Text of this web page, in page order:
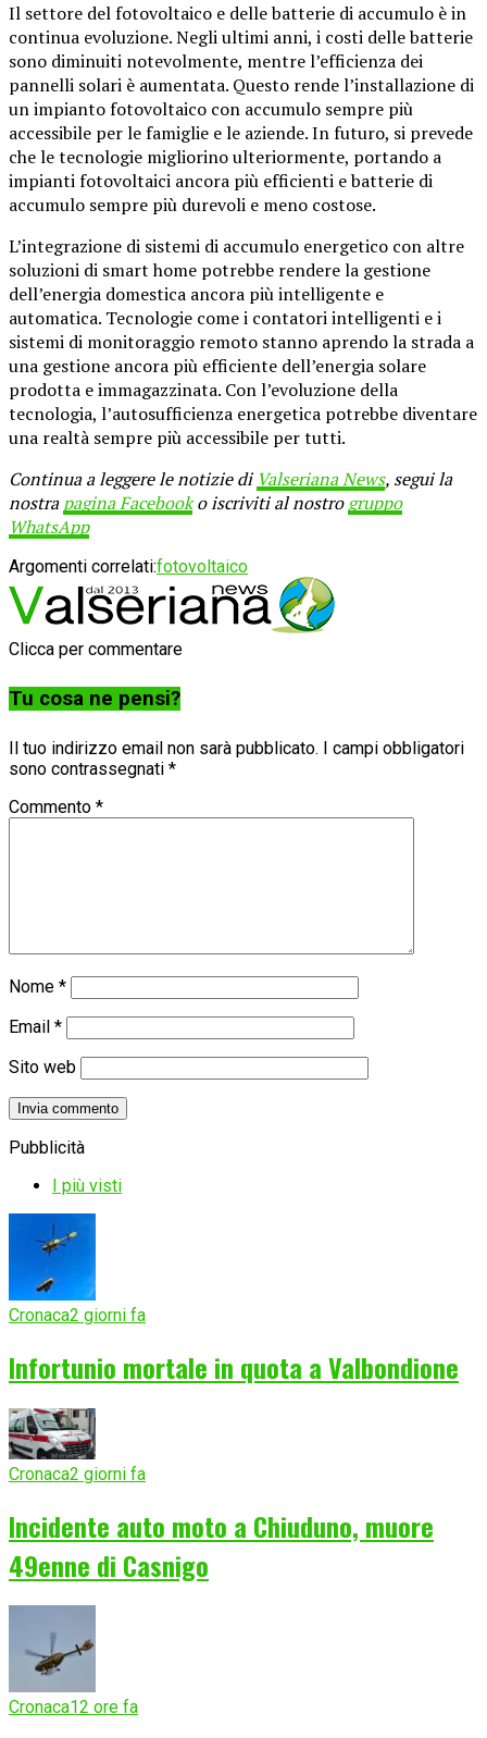
Il settore del fotovoltaico e delle batterie di accumulo è in
continua evoluzione. Negli ultimi anni, i costi delle batterie
sono diminuiti notevolmente, mentre l’efficienza dei
pannelli solari è aumentata. Questo rende l’installazione di
un impianto fotovoltaico con accumulo sempre più
accessibile per le famiglie e le aziende. In futuro, si prevede
che le tecnologie migliorino ulteriormente, portando a
impianti fotovoltaici ancora più efficienti e batterie di
accumulo sempre più durevoli e meno costose.
L’integrazione di sistemi di accumulo energetico con altre
soluzioni di smart home potrebbe rendere la gestione
dell’energia domestica ancora più intelligente e
automatica. Tecnologie come i contatori intelligenti e i
sistemi di monitoraggio remoto stanno aprendo la strada a
una gestione ancora più efficiente dell’energia solare
prodotta e immagazzinata. Con l’evoluzione della
tecnologia, l’autosufficienza energetica potrebbe diventare
una realtà sempre più accessibile per tutti.
Continua a leggere le notizie di Valseriana News, segui la
nostrapagina Facebooko iscriviti al nostrogruppo
WhatsApp
Argomenti correlati:fotovoltaico
Clicca per commentare
Tu cosa ne pensi?
Il tuo indirizzo email non sarà pubblicato. I campi obbligatori
sono contrassegnati *
Commento *
Nome *
Email *
Sito web
Pubblicità
I più visti
Cronaca2 giorni fa
Infortunio mortale in quota a Valbondione
Cronaca2 giorni fa
Incidente auto moto a Chiuduno, muore
49enne di Casnigo
Cronaca12 ore fa